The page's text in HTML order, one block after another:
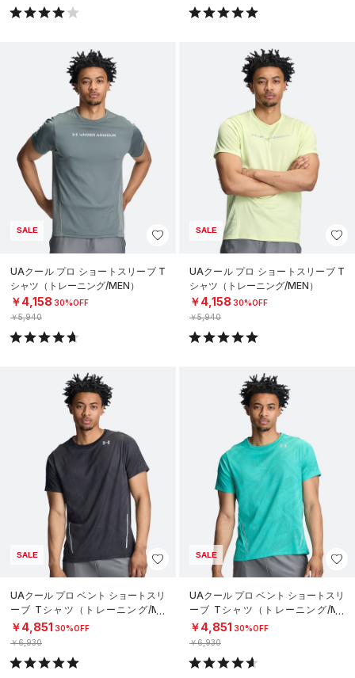
SALE
UAクール プロ ショートスリーブ T
シャツ（トレーニング/MEN）
￥4,158 30%OFF
￥5,940
SALE
UAクール プロ ショートスリーブ T
シャツ（トレーニング/MEN）
￥4,158 30%OFF
￥5,940
SALE
UAクール プロ ベント ショートスリ
ーブ Tシャツ（トレーニング/ME
N）
￥4,851 30%OFF
￥6,930
SALE
UAクール プロ ベント ショートスリ
ーブ Tシャツ（トレーニング/ME
N）
￥4,851 30%OFF
￥6,930